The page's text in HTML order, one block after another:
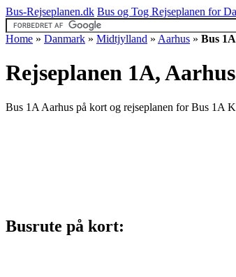
Bus-Rejseplanen.dk Bus og Tog Rejseplanen for
Home » Danmark » Midtjylland » Aarhus » Bus
Rejseplanen 1A,
Bus 1A Aarhus på kort og rejseplanen for Bus 1A
Busrute på kort: